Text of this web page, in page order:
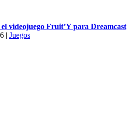
el videojuego Fruit’Y para Dreamcast
| Juegos